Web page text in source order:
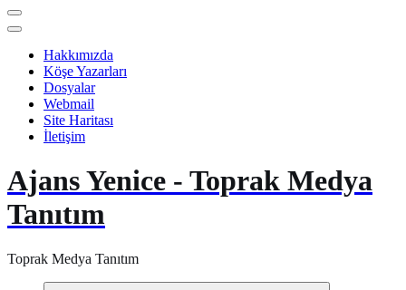
Hakkımızda
Köşe Yazarları
Dosyalar
Webmail
Site Haritası
İletişim
Ajans Yenice - Toprak Medya
Tanıtım
Toprak Medya Tanıtım